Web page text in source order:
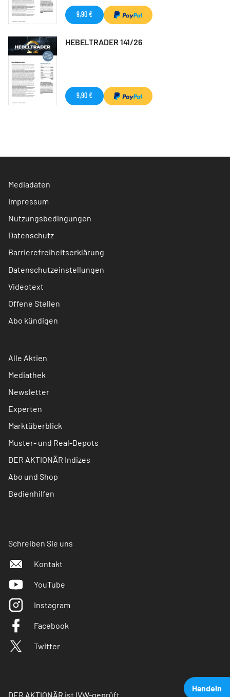
Handeln
9,90 €
HEBELTRADER 141/26
9,90 €
Mediadaten
Impressum
Nutzungsbedingungen
Datenschutz
Barrierefreiheitserklärung
Datenschutzeinstellungen
Videotext
Offene Stellen
Abo kündigen
Alle Aktien
Mediathek
Newsletter
Experten
Marktüberblick
Muster- und Real-Depots
DER AKTIONÄR Indizes
Abo und Shop
Bedienhilfen
Schreiben Sie uns
Kontakt
YouTube
Instagram
Facebook
Twitter
DER AKTIONÄR ist IVW-geprüft